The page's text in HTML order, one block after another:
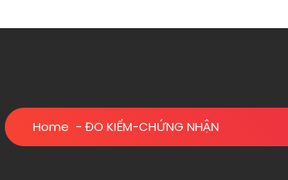
Home - ĐO KIỂM-CHỨNG NHẬN